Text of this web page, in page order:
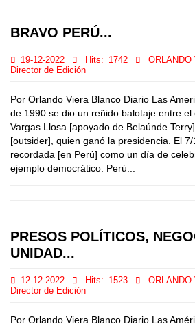
BRAVO PERÚ...
19-12-2022 Hits: 1742
ORLANDO
Director de Edición
Por Orlando Viera Blanco Diario Las
de 1990 se dio un reñido balotaje entre
Vargas Llosa [apoyado de Belaúnde
[outsider], quien ganó la presidencia. El
recordada [en Perú] como un día de
ejemplo democrático. Perú...
PRESOS POLÍTICOS,
UNIDAD...
12-12-2022 Hits: 1523
ORLANDO
Director de Edición
Por Orlando Viera Blanco Diario Las